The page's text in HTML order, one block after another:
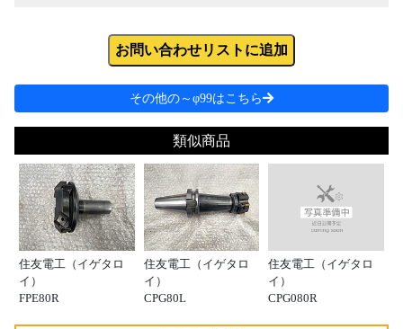
お問い合わせリストに追加
その他の～φ99はこちら
類似商品
住友電工（イゲタロ
イ）
FPE80R
住友電工（イゲタロ
イ）
CPG80L
住友電工（イゲタロ
イ）
CPG080R